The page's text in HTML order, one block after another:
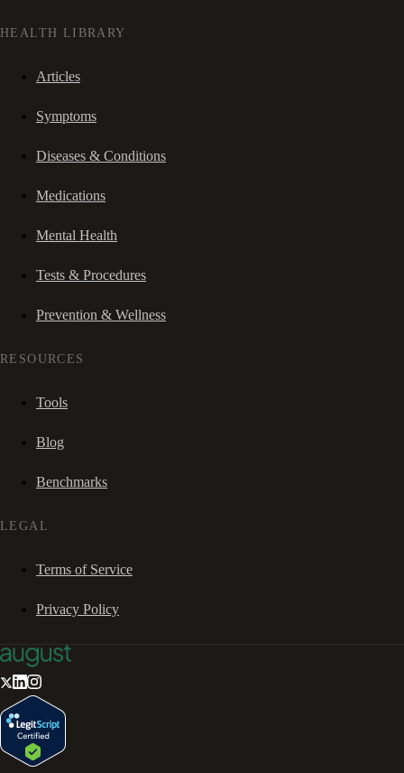
HEALTH LIBRARY
Articles
Symptoms
Diseases & Conditions
Medications
Mental Health
Tests & Procedures
Prevention & Wellness
RESOURCES
Tools
Blog
Benchmarks
LEGAL
Terms of Service
Privacy Policy